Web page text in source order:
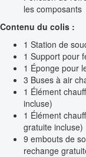
les composants
Contenu du colis :
1 Station de
1 Support pour
1 Éponge pour
3 Buses à air
1 Élément
incluse)
1 Élément
gratuite incluse)
9 embouts de
rechange